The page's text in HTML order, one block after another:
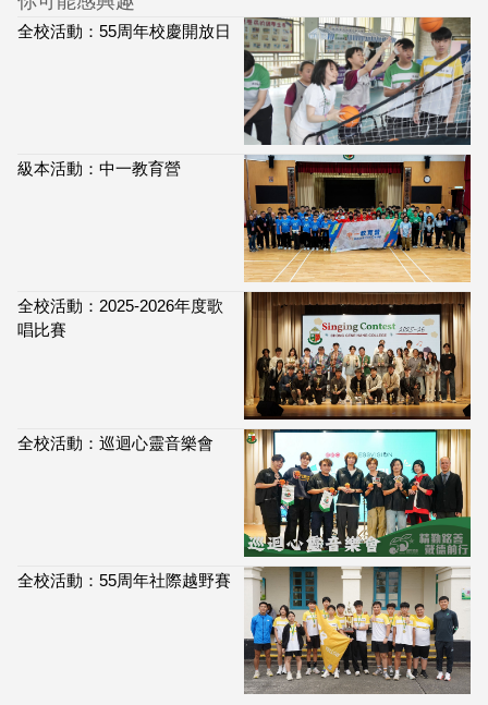
全校活動：55周年校慶開放日
級本活動：中一教育營
全校活動：2025-2026年度歌
唱比賽
全校活動：巡迴心靈音樂會
全校活動：55周年社際越野賽